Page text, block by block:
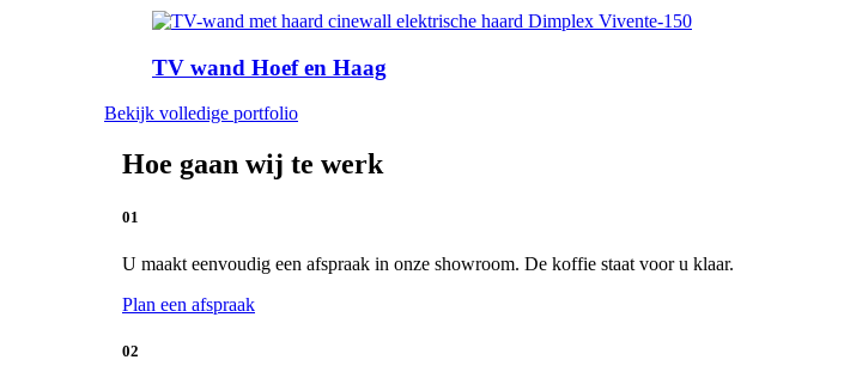
TV wand Hoef en Haag
Bekijk volledige portfolio
Hoe gaan wij te werk
01
U maakt eenvoudig een afspraak in onze showroom. De koffie staat voor u klaar.
Plan een afspraak
02